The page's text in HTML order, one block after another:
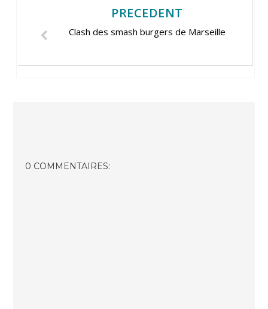
PRECEDENT
Clash des smash burgers de Marseille
0 COMMENTAIRES: